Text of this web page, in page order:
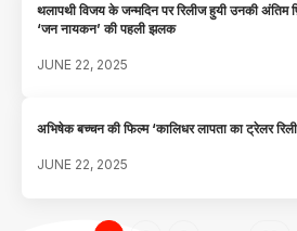
थलापथी विजय के जन्मदिन पर रिलीज हुयी उनकी अंतिम
‘जन नायकन’ की पहली झलक
JUNE 22, 2025
अभिषेक बच्चन की फिल्म ‘कालिधर लापता का ट्रेलर
JUNE 22, 2025